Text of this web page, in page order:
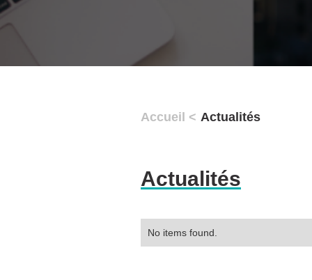
Accueil < Actualités
Actualités
No items found.